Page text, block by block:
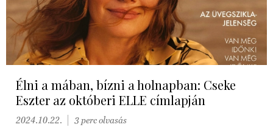
Élni a mában, bízni a holnapban: Cseke
Eszter az októberi ELLE címlapján
2024.10.22. 3 perc olvasás